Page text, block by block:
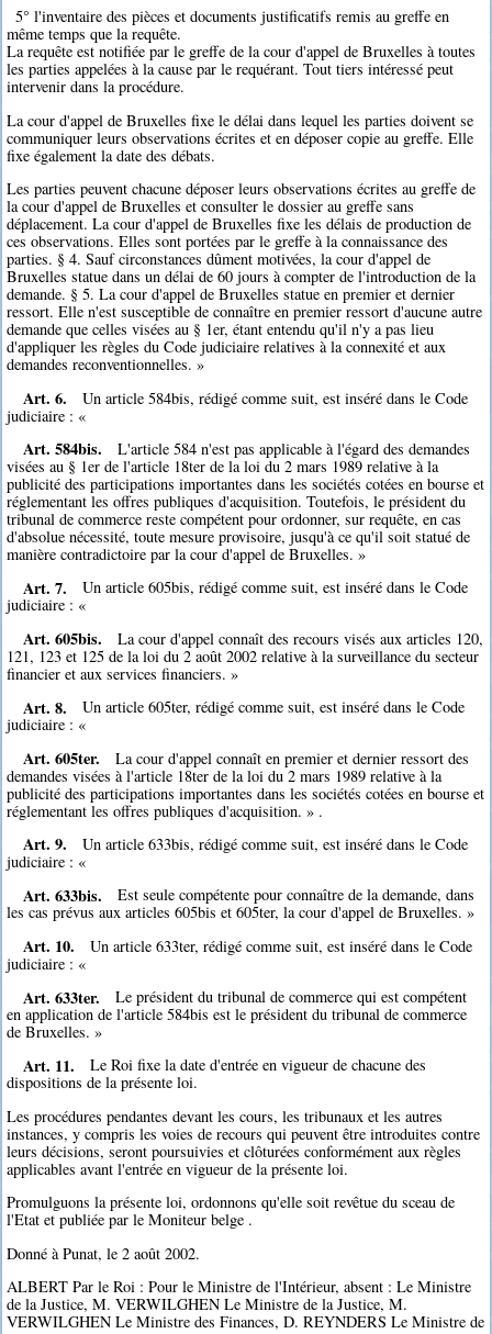
5° l'inventaire des pièces et documents justificatifs remis au greffe en
même temps que la requête.
La requête est notifiée par le greffe de la cour d'appel de Bruxelles à toutes
les parties appelées à la cause par le requérant. Tout tiers intéressé peut
intervenir dans la procédure.
La cour d'appel de Bruxelles fixe le délai dans lequel les parties doivent se
communiquer leurs observations écrites et en déposer copie au greffe. Elle
fixe également la date des débats.
Les parties peuvent chacune déposer leurs observations écrites au greffe de
la cour d'appel de Bruxelles et consulter le dossier au greffe sans
déplacement. La cour d'appel de Bruxelles fixe les délais de production de
ces observations. Elles sont portées par le greffe à la connaissance des
parties. § 4. Sauf circonstances dûment motivées, la cour d'appel de
Bruxelles statue dans un délai de 60 jours à compter de l'introduction de la
demande. § 5. La cour d'appel de Bruxelles statue en premier et dernier
ressort. Elle n'est susceptible de connaître en premier ressort d'aucune autre
demande que celles visées au § 1er, étant entendu qu'il n'y a pas lieu
d'appliquer les règles du Code judiciaire relatives à la connexité et aux
demandes reconventionnelles. »
Art. 6.
Un article 584bis, rédigé comme suit, est inséré dans le Code
judiciaire : «
Art. 584bis.
L'article 584 n'est pas applicable à l'égard des demandes
visées au § 1er de l'article 18ter de la loi du 2 mars 1989 relative à la
publicité des participations importantes dans les sociétés cotées en bourse et
réglementant les offres publiques d'acquisition. Toutefois, le président du
tribunal de commerce reste compétent pour ordonner, sur requête, en cas
d'absolue nécessité, toute mesure provisoire, jusqu'à ce qu'il soit statué de
manière contradictoire par la cour d'appel de Bruxelles. »
Art. 7.
Un article 605bis, rédigé comme suit, est inséré dans le Code
judiciaire : «
Art. 605bis.
La cour d'appel connaît des recours visés aux articles 120,
121, 123 et 125 de la loi du 2 août 2002 relative à la surveillance du secteur
financier et aux services financiers. »
Art. 8.
Un article 605ter, rédigé comme suit, est inséré dans le Code
judiciaire : «
Art. 605ter.
La cour d'appel connaît en premier et dernier ressort des
demandes visées à l'article 18ter de la loi du 2 mars 1989 relative à la
publicité des participations importantes dans les sociétés cotées en bourse et
réglementant les offres publiques d'acquisition. » .
Art. 9.
Un article 633bis, rédigé comme suit, est inséré dans le Code
judiciaire : «
Art. 633bis.
Est seule compétente pour connaître de la demande, dans
les cas prévus aux articles 605bis et 605ter, la cour d'appel de Bruxelles. »
Art. 10.
Un article 633ter, rédigé comme suit, est inséré dans le Code
judiciaire : «
Art. 633ter.
Le président du tribunal de commerce qui est compétent
en application de l'article 584bis est le président du tribunal de commerce
de Bruxelles. »
Art. 11.
Le Roi fixe la date d'entrée en vigueur de chacune des
dispositions de la présente loi.
Les procédures pendantes devant les cours, les tribunaux et les autres
instances, y compris les voies de recours qui peuvent être introduites contre
leurs décisions, seront poursuivies et clôturées conformément aux règles
applicables avant l'entrée en vigueur de la présente loi.
Promulguons la présente loi, ordonnons qu'elle soit revêtue du sceau de
l'Etat et publiée par le Moniteur belge .
Donné à Punat, le 2 août 2002.
ALBERT Par le Roi : Pour le Ministre de l'Intérieur, absent : Le Ministre
de la Justice, M. VERWILGHEN Le Ministre de la Justice, M.
VERWILGHEN Le Ministre des Finances, D. REYNDERS Le Ministre de